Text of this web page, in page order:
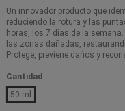
Un innovador producto que
reduciendo la rotura y las
horas, los 7 días de la
las zonas dañadas,
Protege, previene daños y
Cantidad
50 ml